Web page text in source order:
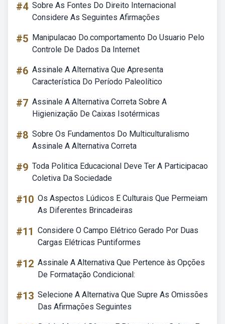
#4 Sobre As Fontes Do Direito Internacional
Considere As Seguintes Afirmações
#5 Manipulacao Do.comportamento Do Usuario Pelo
Controle De Dados Da Internet
#6 Assinale A Alternativa Que Apresenta
Característica Do Período Paleolítico
#7 Assinale A Alternativa Correta Sobre A
Higienização De Caixas Isotérmicas
#8 Sobre Os Fundamentos Do Multiculturalismo
Assinale A Alternativa Correta
#9 Toda Politica Educacional Deve Ter A Participacao
Coletiva Da Sociedade
#10 Os Aspectos Lúdicos E Culturais Que Permeiam
As Diferentes Brincadeiras
#11 Considere O Campo Elétrico Gerado Por Duas
Cargas Elétricas Puntiformes
#12 Assinale A Alternativa Que Pertence às Opções
De Formatação Condicional:
#13 Selecione A Alternativa Que Supre As Omissões
Das Afirmações Seguintes